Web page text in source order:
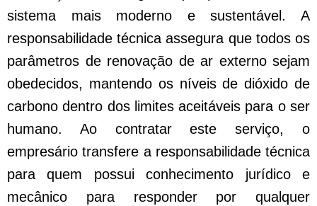
sistema mais moderno e sustentável. A
responsabilidade técnica assegura que todos os
parâmetros de renovação de ar externo sejam
obedecidos, mantendo os níveis de dióxido de
carbono dentro dos limites aceitáveis para o ser
humano. Ao contratar este serviço, o
empresário transfere a responsabilidade técnica
para quem possui conhecimento jurídico e
mecânico para responder por qualquer